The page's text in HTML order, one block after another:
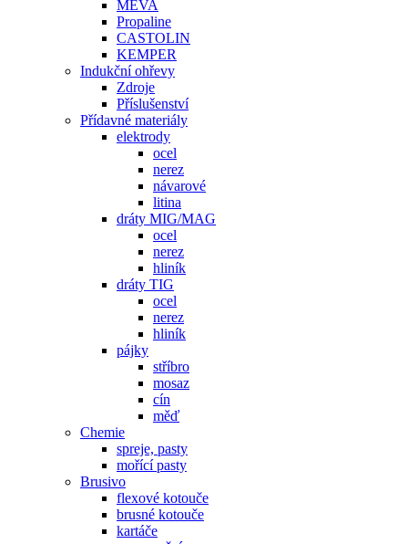
MEVA
Propaline
CASTOLIN
KEMPER
Indukční ohřevy
Zdroje
Příslušenství
Přídavné materiály
elektrody
ocel
nerez
návarové
litina
dráty MIG/MAG
ocel
nerez
hliník
dráty TIG
ocel
nerez
hliník
pájky
stříbro
mosaz
cín
měď
Chemie
spreje, pasty
mořící pasty
Brusivo
flexové kotouče
brusné kotouče
kartáče